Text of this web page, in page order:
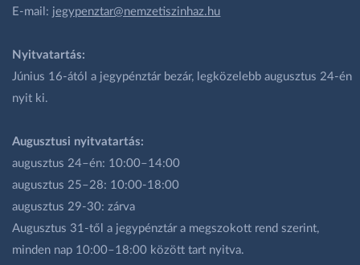
E-mail: jegypenztar@nemzetiszinhaz.hu
Nyitvatartás:
Június 16-ától a jegypénztár bezár, legközelebb augusztus 24-én
nyit ki.
Augusztusi nyitvatartás:
augusztus 24–én: 10:00–14:00
augusztus 25–28: 10:00-18:00
augusztus 29-30: zárva
Augusztus 31-től a jegypénztár a megszokott rend szerint,
minden nap 10:00–18:00 között tart nyitva.